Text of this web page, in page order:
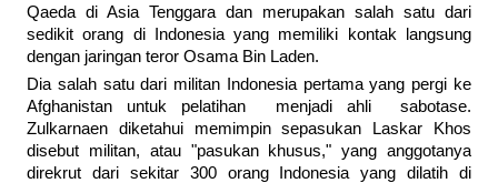
Qaeda di Asia Tenggara dan merupakan salah satu dari
sedikit orang di Indonesia yang memiliki kontak langsung
dengan jaringan teror Osama Bin Laden.
Dia salah satu dari militan Indonesia pertama yang pergi ke
Afghanistan untuk pelatihan menjadi ahli sabotase.
Zulkarnaen diketahui memimpin sepasukan Laskar Khos
disebut militan, atau "pasukan khusus," yang anggotanya
direkrut dari sekitar 300 orang Indonesia yang dilatih di